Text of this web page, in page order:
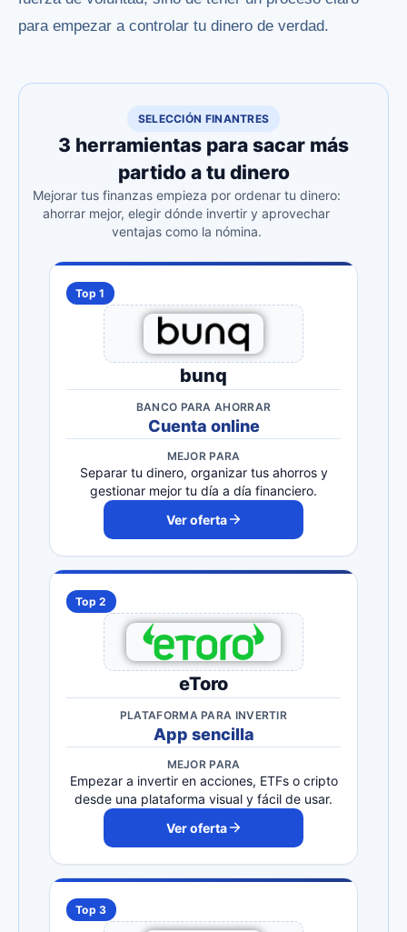
para empezar a controlar tu dinero de verdad.
SELECCIÓN FINANTRES
3 herramientas para sacar más
partido a tu dinero
Mejorar tus finanzas empieza por ordenar tu dinero:
ahorrar mejor, elegir dónde invertir y aprovechar
ventajas como la nómina.
Top 1
bunq
BANCO PARA AHORRAR
Cuenta online
MEJOR PARA
Separar tu dinero, organizar tus ahorros y
gestionar mejor tu día a día financiero.
Ver oferta
Top 2
eToro
PLATAFORMA PARA INVERTIR
App sencilla
MEJOR PARA
Empezar a invertir en acciones, ETFs o cripto
desde una plataforma visual y fácil de usar.
Ver oferta
Top 3